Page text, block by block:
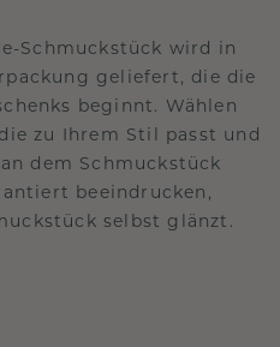
Schmuckstück wird in
geliefert, die die
beginnt. Wählen
zu Ihrem Stil passt und
dem Schmuckstück
beeindrucken,
selbst glänzt.